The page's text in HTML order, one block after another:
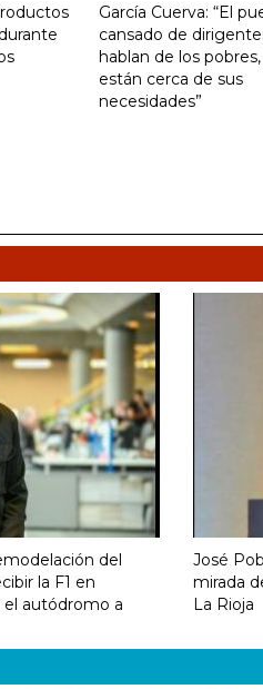
García Cuerva: “El
cansado de
hablan de los
están cerca de sus
necesidades”
del
la F1 en
autódromo a
José
mirada
La Rioja